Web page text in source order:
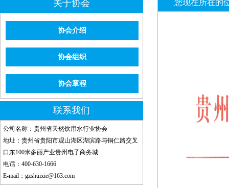
关于协会
协会介绍
协会组织
协会章程
联系我们
公司名称：贵州省天然饮用水行业协会
地址：贵州省贵阳市观山湖区湖滨路与铜仁路交叉
口东100米多丽产业贵州电子商务城
电话：400-630-1666
E-mail：gzshuixie@163.com
您现在所在的